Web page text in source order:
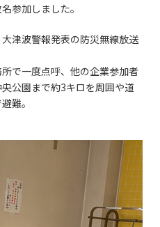
参加しました。
津波警報発表の防災無線放送
で一度点呼、他の企業参加者
公園まで約3キロを周囲や道
難。